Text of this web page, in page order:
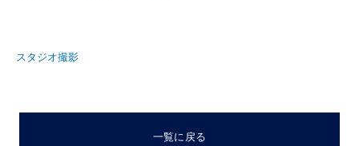
スタジオ撮影
一覧に戻る